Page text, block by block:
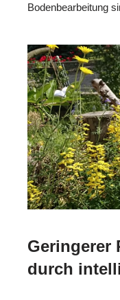
Bodenbearbeitung
Geringerer
durch